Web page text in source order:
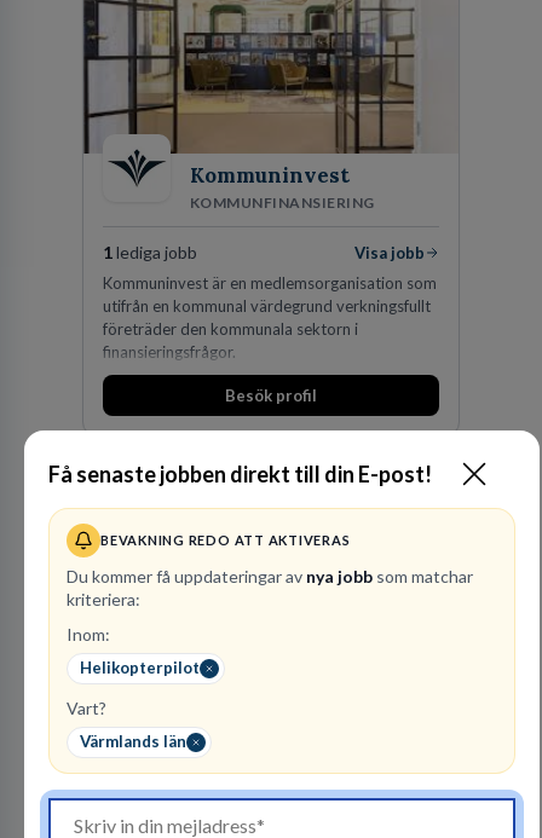
Få senaste jobben direkt till din E-post!
BEVAKNING REDO ATT AKTIVERAS
Du kommer få uppdateringar av nya jobb som matchar
kriteriera:
Inom:
Helikopterpilot
Vart?
Värmlands län
Kommuninvest
KOMMUNFINANSIERING
1lediga jobb
Visa jobb
Kommuninvest är en medlemsorganisation som
utifrån en kommunal värdegrund verkningsfullt
företräder den kommunala sektorn i
finansieringsfrågor.
Besök profil
Polismyndigheten
MYNDIGHET
95lediga jobb
Ett uppdrag att göra hela Sverige tryggt och
imorgon än idag. Tillsammans med 41 000
kollegor gör vi det möjligt.